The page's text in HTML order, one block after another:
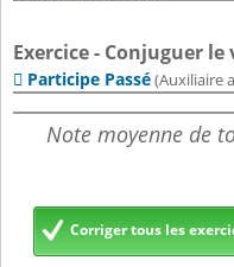
Exercice - Conjuguer le
 Participe Passé(Auxiliaire
Note moyenne de
Corriger tous les